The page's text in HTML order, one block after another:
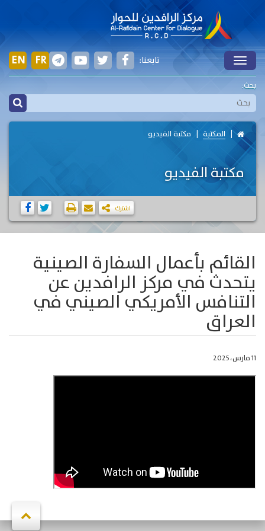
Toggle
EN FR تابعنا:
بحث:
المكتبة مكتبة الفيديو
مكتبة الفيديو
اشترك
القائم بأعمال السفارة الصينية
يتحدث في مركز الرافدين عن
التنافس الأمريكي الصيني في
العراق
11 مارس، 2025